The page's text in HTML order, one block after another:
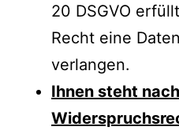
20 DSGVO
Recht eine
verlangen.
Ihnen steht